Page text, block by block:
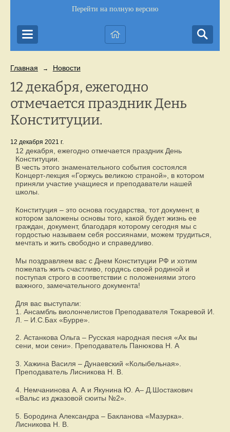
Перейти на полную версию
Главная → Новости
12 декабря, ежегодно
отмечается праздник День
Конституции.
12 декабря 2021 г.
12 декабря, ежегодно отмечается праздник День
Конституции.
В честь этого знаменательного события состоялся
Концерт-лекция «Горжусь великою страной», в котором
приняли участие учащиеся и преподаватели нашей
школы.
Конституция – это основа государства, тот документ, в
котором заложены основы того, какой будет жизнь ее
граждан, документ, благодаря которому сегодня мы с
гордостью называем себя россиянами, можем трудиться,
мечтать и жить свободно и справедливо.
Мы поздравляем вас с Днем Конституции РФ и хотим
пожелать жить счастливо, гордясь своей родиной и
поступая строго в соответствии с положениями этого
важного, замечательного документа!
Для вас выступали:
1. Ансамбль виолончелистов Преподавателя Токаревой И.
Л. – И.С.Бах «Бурре».
2. Астанкова Ольга – Русская народная песня «Ах вы
сени, мои сени». Преподаватель Панюкова Н. А
3. Хажина Василя – Дунаевский «Колыбельная».
Преподаватель Лисникова Н. В.
4. Немчанинова А. А и Якунина Ю. А– Д.Шостакович
«Вальс из джазовой сюиты №2».
5. Бородина Александра – Бакланова «Мазурка».
Лисникова Н. В.